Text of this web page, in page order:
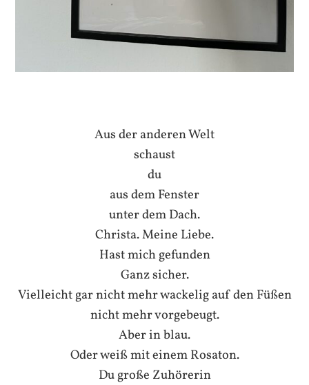
Aus der anderen Welt
schaust
du
aus dem Fenster
unter dem Dach.
Christa. Meine Liebe.
Hast mich gefunden
Ganz sicher.
Vielleicht gar nicht mehr wackelig auf den Füßen
nicht mehr vorgebeugt.
Aber in blau.
Oder weiß mit einem Rosaton.
Du große Zuhörerin